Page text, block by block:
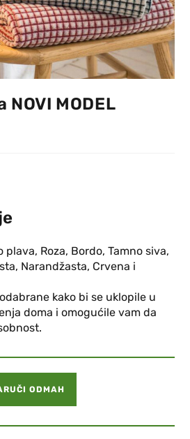
MODEL
plava, Roza, Bordo, Tamno siva,
Narandžasta, Crvena i
kako bi se uklopile u
doma i omogućile vam da
ODMAH